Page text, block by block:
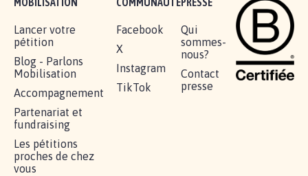
Lancer votre
pétition
Blog - Parlons
Mobilisation
Accompagnement
Partenariat et
fundraising
Les pétitions
proches de chez
vous
Facebook
X
Instagram
TikTok
Qui
sommes-
nous?
Contact
presse